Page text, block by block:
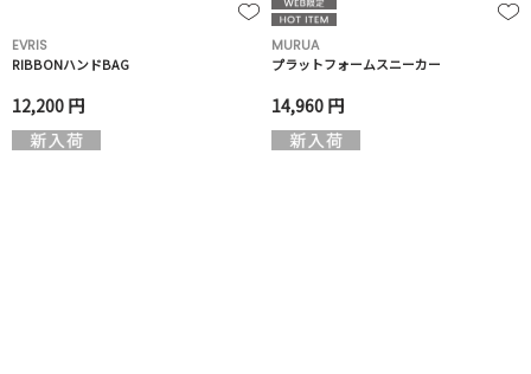
EVRIS
RIBBONハンドBAG
12,200 円
MURUA
プラットフォームスニーカー
14,960 円